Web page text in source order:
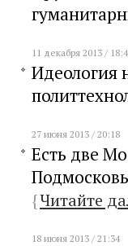
11 декабря 2013 /
Идеология
27 июня 2013 / 20:18
Есть две
{Читайте
18 июня 2013 / 21:34